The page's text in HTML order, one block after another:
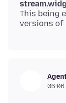
This being